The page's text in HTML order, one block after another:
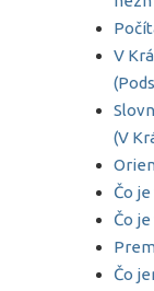
V
(V
Čo
Čo
Čo